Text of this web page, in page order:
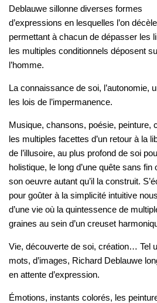
Deblauwe sillonne diverses formes
d’expressions en lesquelles l’on
permettant à chacun de dépasser les
les multiples conditionnels déposent
l’homme.
La connaissance de soi, l’autonomie,
les lois de l’impermanence.
Musique, chansons, poésie, peinture,
les multiples facettes d’un retour à la
de l’illusoire, au plus profond de soi
holistique, le long d’une quête sans fin
son oeuvre autant qu’il la construit.
pour goûter à la simplicité intuitive
d’une vie où la quintessence de
graines au sein d’un creuset
Vie, découverte de soi, création… Tel
mots, d’images, Richard Deblauwe
en attente d’expression.
Émotions, instants colorés, les